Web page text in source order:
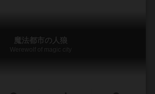
魔法都市の人狼
Werewolf of magic city